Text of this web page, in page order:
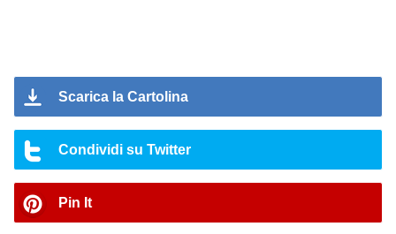
Scarica la Cartolina
Condividi su Twitter
Pin It